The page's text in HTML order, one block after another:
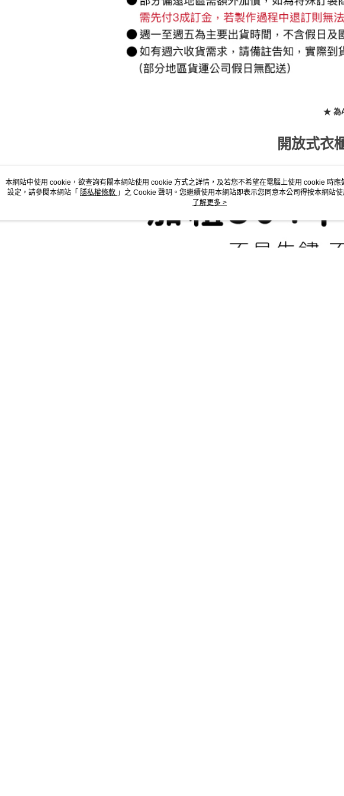
★ 為
開放式衣
本網站中使用 cookie，欲查詢有關本網站使用 cookie 方式之詳情，及若您不希望在電腦上使用 cookie 時應
設定，請參閱本網站「 隱私權條款 」之 Cookie 聲明。您繼續使用本網站即表示您同意本公司得按本網站
使用 cookie。
了解更多 >